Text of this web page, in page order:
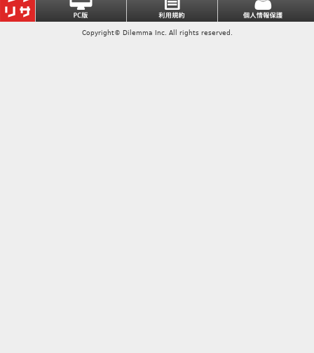
Copyright© Dilemma Inc. All rights reserved.